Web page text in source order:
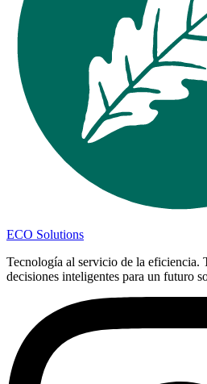
ECO Solutions
Tecnología al servicio de la eficiencia.
decisiones inteligentes para un futuro